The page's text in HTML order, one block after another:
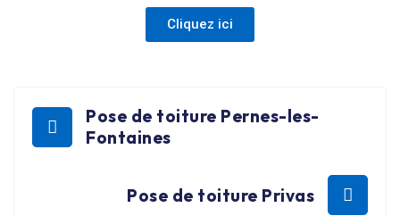
Cliquez ici
Pose de toiture Pernes-les-
Fontaines
Pose de toiture Privas